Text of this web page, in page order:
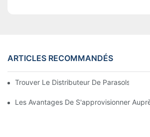
ARTICLES RECOMMANDÉS
Trouver Le Distributeur De Parasols De
Les Avantages De S'approvisionner